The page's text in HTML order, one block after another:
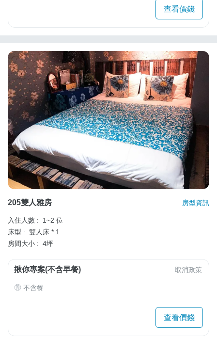
查看價錢
205雙人雅房 房型資訊
入住人數 :
1~2 位
床型 : 雙人床 * 1
房間大小 : 4坪
揪你專案(不含早餐) 取消政策
不含餐
查看價錢